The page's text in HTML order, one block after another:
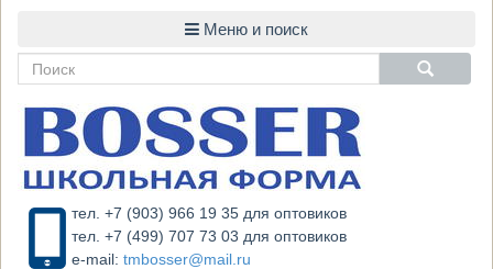
тел. +7 (903) 966 19 35 для оптовиков
тел. +7 (499) 707 73 03 для оптовиков
e-mail: tmbosser@mail.ru